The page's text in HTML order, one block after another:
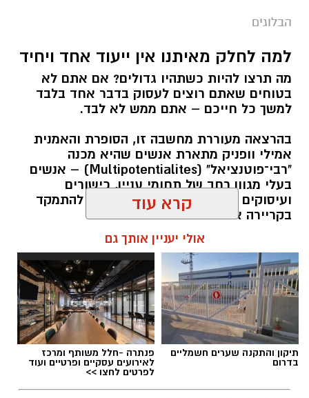
הבלוגים
למה לחלק מאיתנו אין ייעוד אחד ויחיד
מה תרצו להיות כשתהיו גדולים? אם אתם לא
בטוחים שאתם רוצים לעסוק בדבר אחד בלבד
למשך כל חייכם – אתם ממש לא לבד.
בהרצאה מעוררת מחשבה זו, הסופרת והאמנית
אמילי וופניק מתארת אנשים שהיא מכנה
"רבי־פוטנציאל" (Multipotentialites) – אנשים
בעלי מגוון רחב של תחומי עניין, כישורים
ועיסוקים שונים לאורך חייהם, במקום להתמקד
בקריירה אחת בלבד.
האם גם אתם כאלה?
אלדה נתנאל / 09:20 07.08.26
קרא עוד
אולי יעניין אותך גם
תיקון והתקנה שערים חשמליים
בדרום
פנתרה -חלל משותף ומרכז
לאירועים עסקיים ופרטיים ועוד
לפרטים לחצו >>